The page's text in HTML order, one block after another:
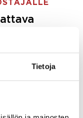
Tietoja
etsimme juuri